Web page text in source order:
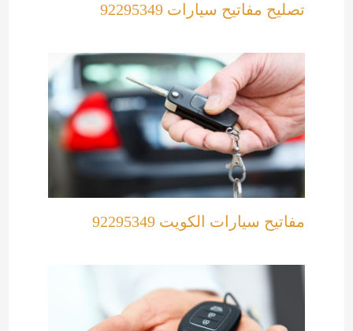
تصليح مفاتيح سيارات 92295349
مفاتيح سيارات الكويت 92295349